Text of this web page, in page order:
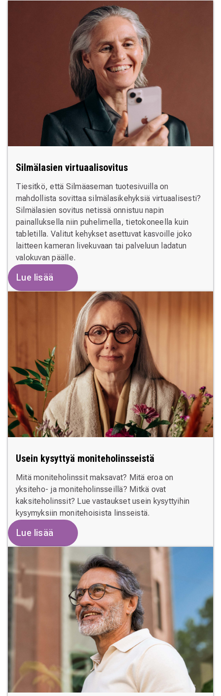
Silmälasien virtuaalisovitus
Tiesitkö, että Silmäaseman tuotesivuilla on
mahdollista sovittaa silmälasikehyksiä virtuaalisesti?
Silmälasien sovitus netissä onnistuu napin
painalluksella niin puhelimella, tietokoneella kuin
tabletilla. Valitut kehykset asettuvat kasvoille joko
laitteen kameran livekuvaan tai palveluun ladatun
valokuvan päälle.
Lue lisää
Usein kysyttyä moniteholinsseistä
Mitä moniteholinssit maksavat? Mitä eroa on
yksiteho- ja moniteholinsseillä? Mitkä ovat
kaksiteholinssit? Lue vastaukset usein kysyttyihin
kysymyksiin monitehoisista linsseistä.
Lue lisää